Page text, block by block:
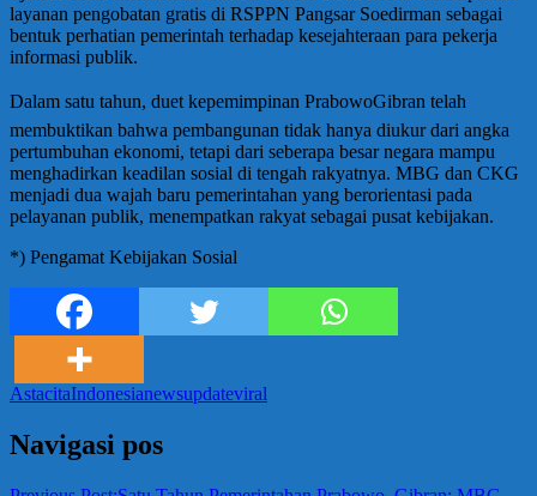
layanan pengobatan gratis di RSPPN Pangsar Soedirman sebagai
bentuk perhatian pemerintah terhadap kesejahteraan para pekerja
informasi publik.
Dalam satu tahun, duet kepemimpinan PrabowoGibran telah
membuktikan bahwa pembangunan tidak hanya diukur dari angka
pertumbuhan ekonomi, tetapi dari seberapa besar negara mampu
menghadirkan keadilan sosial di tengah rakyatnya. MBG dan CKG
menjadi dua wajah baru pemerintahan yang berorientasi pada
pelayanan publik, menempatkan rakyat sebagai pusat kebijakan.
*) Pengamat Kebijakan Sosial
AstacitaIndonesianewsupdateviral
Navigasi pos